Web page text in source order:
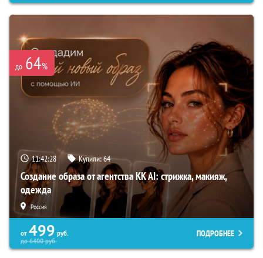
до 64%
11:42:27 Купили:64
Создание образа от агентства KK AI: стрижка, макияж,
одежда
Россия
от 499 руб.
до6400руб.
ПОДРОБНЕЕ